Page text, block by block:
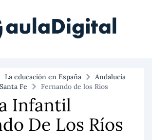
La educación en España
Andalucía
Santa Fe Fernando de los Ríos
Infantil
De Los Ríos